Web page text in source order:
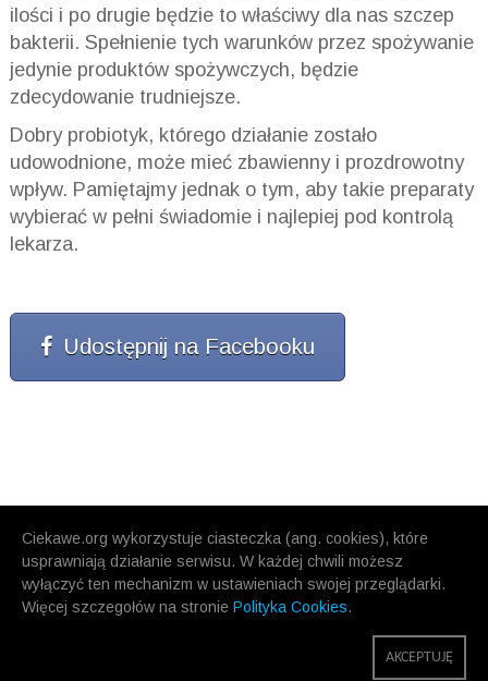
Ciekawe.org wykorzystuje ciasteczka (ang. cookies), które
usprawniają działanie serwisu. W każdej chwili możesz
wyłączyć ten mechanizm w ustawieniach swojej przeglądarki.
Więcej szczegołów na stronie Polityka Cookies.
AKCEPTUJĘ
ilości i po drugie będzie to właściwy dla nas szczep
bakterii. Spełnienie tych warunków przez spożywanie
jedynie produktów spożywczych, będzie
zdecydowanie trudniejsze.
Dobry probiotyk, którego działanie zostało
udowodnione, może mieć zbawienny i prozdrowotny
wpływ. Pamiętajmy jednak o tym, aby takie preparaty
wybierać w pełni świadomie i najlepiej pod kontrolą
lekarza.
Udostępnij na Facebooku